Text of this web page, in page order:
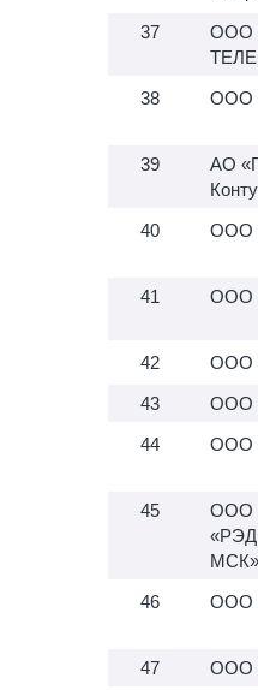
ООО
ООО
АО
ООО
ООО
ООО
ООО
ООО
ООО
МСК»
ООО
ООО